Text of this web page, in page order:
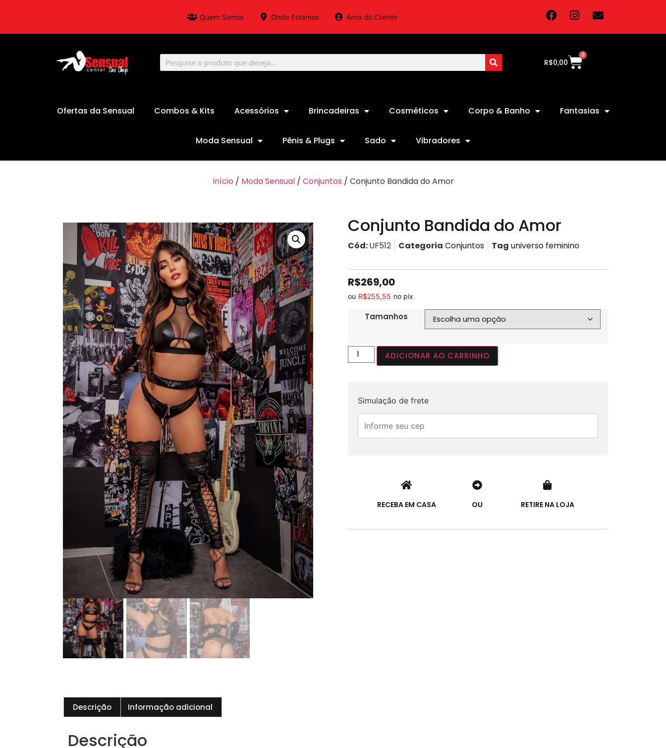
Quem Somos Onde Estamos Área do Cliente
R$0,00
0
Ofertas da Sensual Combos & Kits Acessórios Brincadeiras Cosméticos Corpo & Banho Fantasias
Moda Sensual Pênis & Plugs Sado Vibradores
Início / Moda Sensual/ Conjuntos / Conjunto Bandida do Amor
Conjunto Bandida do Amor
Cód:UF512 Categoria Conjuntos Tag universo feminino
R$269,00
ou R$255,55 no pix
Tamanhos
ADICIONAR AO CARRINHO
Simulação de frete
RECEBA EM CASA OU RETIRE NA LOJA
Descrição Informação adicional
Descrição